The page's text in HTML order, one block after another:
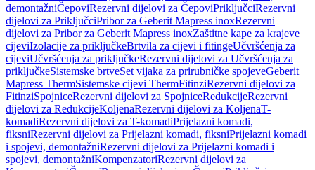
demontažniČepoviRezervni dijelovi za ČepoviPriključciRezervni
dijelovi za PriključciPribor za Geberit Mapress inoxRezervni
dijelovi za Pribor za Geberit Mapress inoxZaštitne kape za krajeve
cijeviIzolacije za priključkeBrtvila za cijevi i fitingeUčvršćenja za
cijeviUčvršćenja za priključkeRezervni dijelovi za Učvršćenja za
priključkeSistemske brtveSet vijaka za prirubničke spojeveGeberit
Mapress ThermSistemske cijevi ThermFitinziRezervni dijelovi za
FitinziSpojniceRezervni dijelovi za SpojniceRedukcijeRezervni
dijelovi za RedukcijeKoljenaRezervni dijelovi za KoljenaT-
komadiRezervni dijelovi za T-komadiPrijelazni komadi,
fiksniRezervni dijelovi za Prijelazni komadi, fiksniPrijelazni komadi
i spojevi, demontažniRezervni dijelovi za Prijelazni komadi i
spojevi, demontažniKompenzatoriRezervni dijelovi za